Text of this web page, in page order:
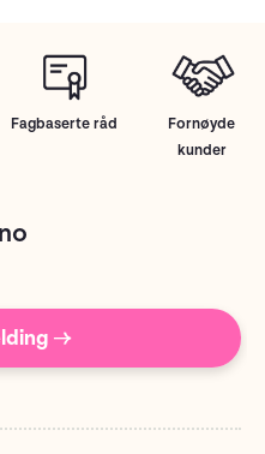
Fagbaserte råd
Fornøyde
kunder
→